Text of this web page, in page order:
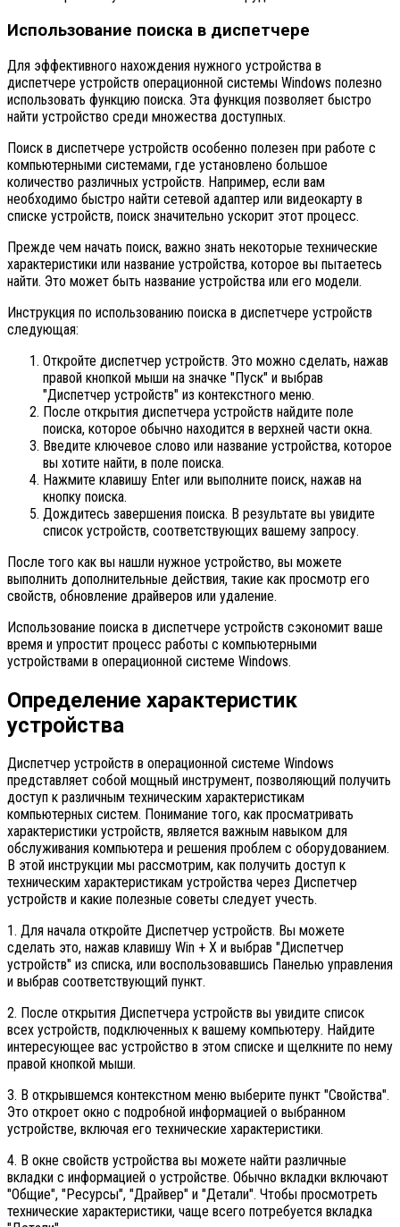
Использование поиска в диспетчере
Для эффективного нахождения нужного устройства в
диспетчере устройств операционной системы Windows полезно
использовать функцию поиска. Эта функция позволяет быстро
найти устройство среди множества доступных.
Поиск в диспетчере устройств особенно полезен при работе с
компьютерными системами, где установлено большое
количество различных устройств. Например, если вам
необходимо быстро найти сетевой адаптер или видеокарту в
списке устройств, поиск значительно ускорит этот процесс.
Прежде чем начать поиск, важно знать некоторые технические
характеристики или название устройства, которое вы пытаетесь
найти. Это может быть название устройства или его модели.
Инструкция по использованию поиска в диспетчере устройств
следующая:
Откройте диспетчер устройств. Это можно сделать, нажав
правой кнопкой мыши на значке "Пуск" и выбрав
"Диспетчер устройств" из контекстного меню.
После открытия диспетчера устройств найдите поле
поиска, которое обычно находится в верхней части окна.
Введите ключевое слово или название устройства, которое
вы хотите найти, в поле поиска.
Нажмите клавишу Enter или выполните поиск, нажав на
кнопку поиска.
Дождитесь завершения поиска. В результате вы увидите
список устройств, соответствующих вашему запросу.
После того как вы нашли нужное устройство, вы можете
выполнить дополнительные действия, такие как просмотр его
свойств, обновление драйверов или удаление.
Использование поиска в диспетчере устройств сэкономит ваше
время и упростит процесс работы с компьютерными
устройствами в операционной системе Windows.
Определение характеристик
устройства
Диспетчер устройств в операционной системе Windows
представляет собой мощный инструмент, позволяющий получить
доступ к различным техническим характеристикам
компьютерных систем. Понимание того, как просматривать
характеристики устройств, является важным навыком для
обслуживания компьютера и решения проблем с оборудованием.
В этой инструкции мы рассмотрим, как получить доступ к
техническим характеристикам устройства через Диспетчер
устройств и какие полезные советы следует учесть.
1. Для начала откройте Диспетчер устройств. Вы можете
сделать это, нажав клавишу Win + X и выбрав "Диспетчер
устройств" из списка, или воспользовавшись Панелью управления
и выбрав соответствующий пункт.
2. После открытия Диспетчера устройств вы увидите список
всех устройств, подключенных к вашему компьютеру. Найдите
интересующее вас устройство в этом списке и щелкните по нему
правой кнопкой мыши.
3. В открывшемся контекстном меню выберите пункт "Свойства".
Это откроет окно с подробной информацией о выбранном
устройстве, включая его технические характеристики.
4. В окне свойств устройства вы можете найти различные
вкладки с информацией о устройстве. Обычно вкладки включают
"Общие", "Ресурсы", "Драйвер" и "Детали". Чтобы просмотреть
технические характеристики, чаще всего потребуется вкладка